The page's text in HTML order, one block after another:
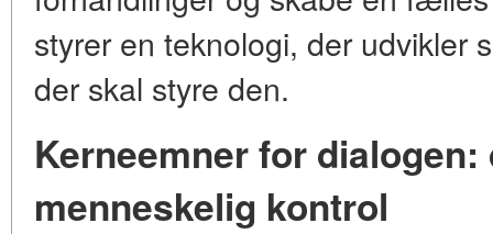
styrer en teknologi, der udvikler
der skal styre den.
Kerneemner for
menneskelig kontrol